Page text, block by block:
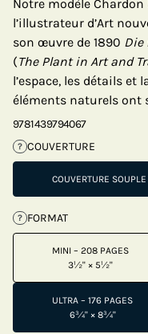
Notre modèle
l’illustrateur d’Art
son œuvre de 1890 Die
(The Plant in Art and
l’espace, les détails et
éléments naturels ont
9781439794067
? COUVERTURE
COUVERTURE SOUPLE
? FORMAT
MINI – 208 PAGES
3½" × 5½"
ULTRA – 176 PAGES
6¾" × 8¾"